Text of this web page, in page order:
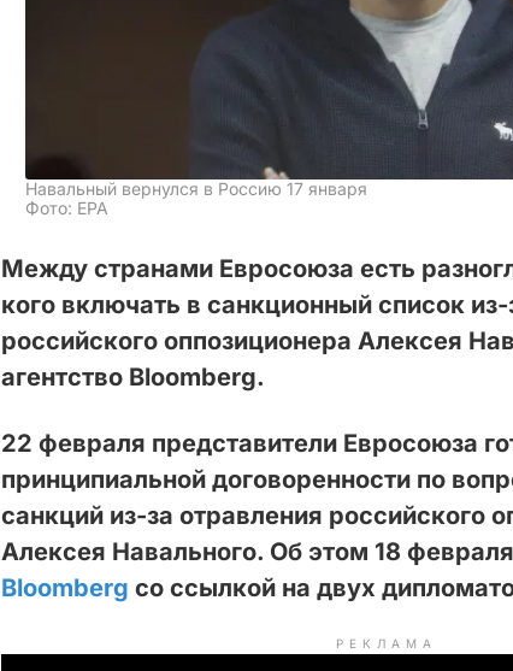
Навальный вернулся в Россию 17 января
Фото: EPA
Между странами Евросоюза есть
кого включать в санкционный список
российского оппозиционера Алексея
агентство Bloomberg.
22 февраля представители Евросоюза
принципиальной договоренности по
санкций из-за отравления российского
Алексея Навального. Об этом 18
Bloomberg со ссылкой на двух
РЕКЛАМА